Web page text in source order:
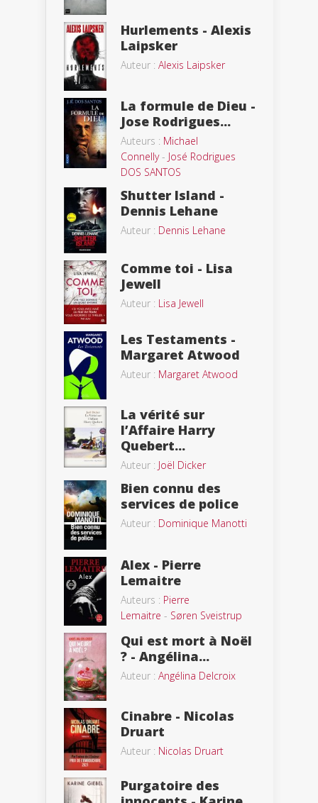
Hurlements - Alexis
Laipsker
Auteur : Alexis Laipsker
La formule de Dieu -
Jose Rodrigues...
Auteurs : Michael
Connelly- José Rodrigues
DOS SANTOS
Shutter Island -
Dennis Lehane
Auteur : Dennis Lehane
Comme toi - Lisa
Jewell
Auteur : Lisa Jewell
Les Testaments -
Margaret Atwood
Auteur : Margaret Atwood
La vérité sur
l’Affaire Harry
Quebert...
Auteur : Joël Dicker
Bien connu des
services de police
Auteur : Dominique Manotti
Alex - Pierre
Lemaitre
Auteurs : Pierre
Lemaitre - Søren Sveistrup
Qui est mort à Noël
? - Angélina...
Auteur : Angélina Delcroix
Cinabre - Nicolas
Druart
Auteur : Nicolas Druart
Purgatoire des